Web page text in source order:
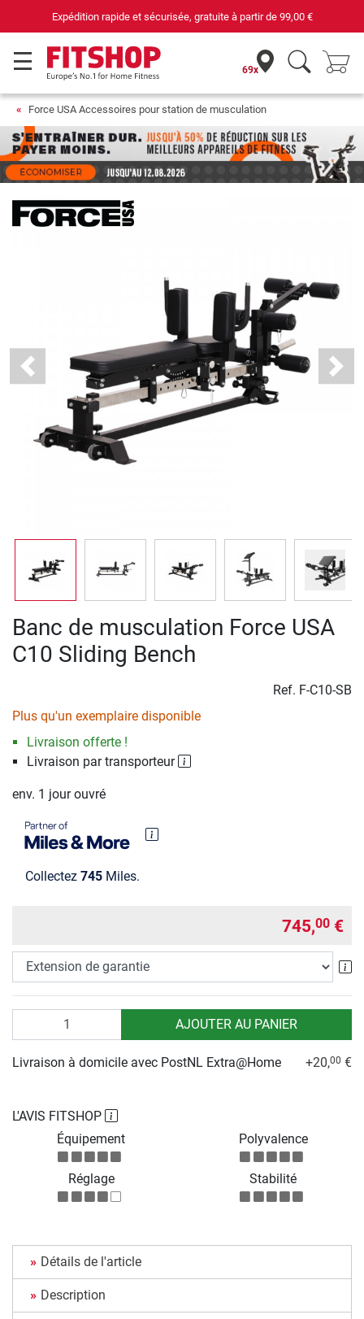
69 magasins avec 75 techniciens
69x
Force USA Accessoires pour station de musculation
Previous Next
Banc de musculation Force USA
C10 Sliding Bench
Ref. F-C10-SB
Plus qu'un exemplaire disponible
Livraison offerte !
Livraison par transporteur
env. 1 jour ouvré
Collectez 745 Miles.
745,00 €
AJOUTER AU PANIER
L'AVIS FITSHOP
Équipement
Polyvalence
Réglage Stabilité
Livraison à domicile avec PostNL Extra@Home +20,00 €
Détails de l'article
Description